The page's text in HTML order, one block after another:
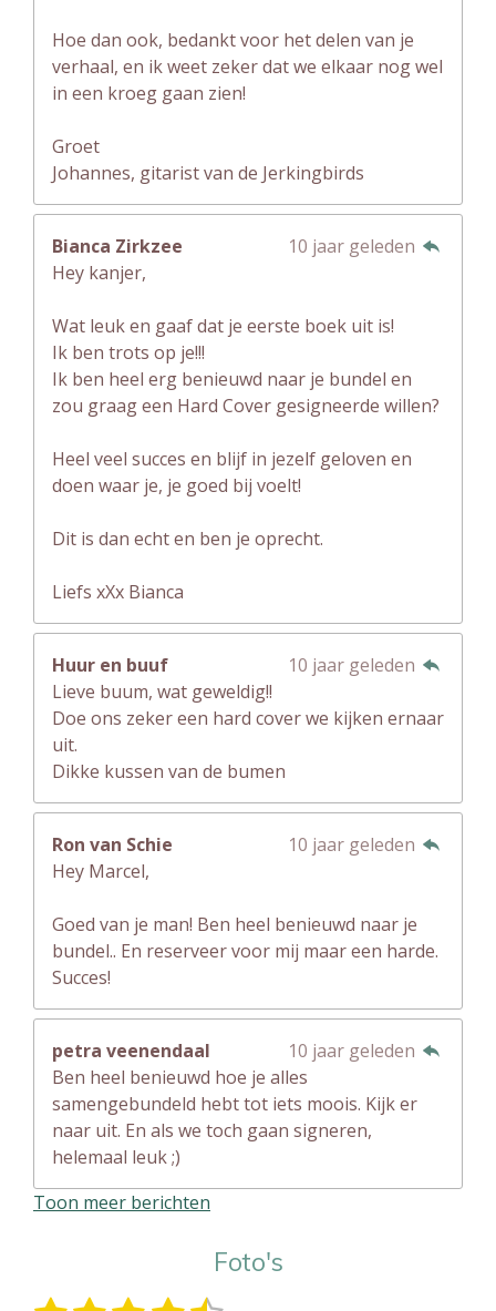
Hoe dan ook, bedankt voor het delen van je
verhaal, en ik weet zeker dat we elkaar nog wel
in een kroeg gaan zien!
Groet
Johannes, gitarist van de Jerkingbirds
Bianca Zirkzee
10 jaar geleden
Hey kanjer,
Wat leuk en gaaf dat je eerste boek uit is!
Ik ben trots op je!!!
Ik ben heel erg benieuwd naar je bundel en
zou graag een Hard Cover gesigneerde willen?
Heel veel succes en blijf in jezelf geloven en
doen waar je, je goed bij voelt!
Dit is dan echt en ben je oprecht.
Liefs xXx Bianca
Huur en buuf
10 jaar geleden
Lieve buum, wat geweldig!!
Doe ons zeker een hard cover we kijken ernaar
uit.
Dikke kussen van de bumen
Ron van Schie
10 jaar geleden
Hey Marcel,
Goed van je man! Ben heel benieuwd naar je
bundel.. En reserveer voor mij maar een harde.
Succes!
petra veenendaal
10 jaar geleden
Ben heel benieuwd hoe je alles
samengebundeld hebt tot iets moois. Kijk er
naar uit. En als we toch gaan signeren,
helemaal leuk ;)
Toon meer berichten
Foto's